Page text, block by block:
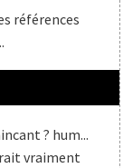
références
? hum...
vraiment